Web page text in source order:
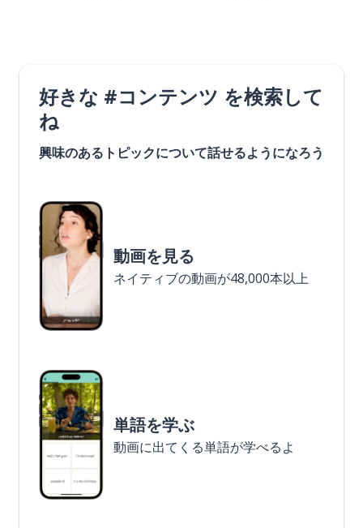
好きな #コンテンツ を検索して
ね
興味のあるトピックについて話せるようになろう
動画を見る
ネイティブの動画が48,000本以上
単語を学ぶ
動画に出てくる単語が学べるよ